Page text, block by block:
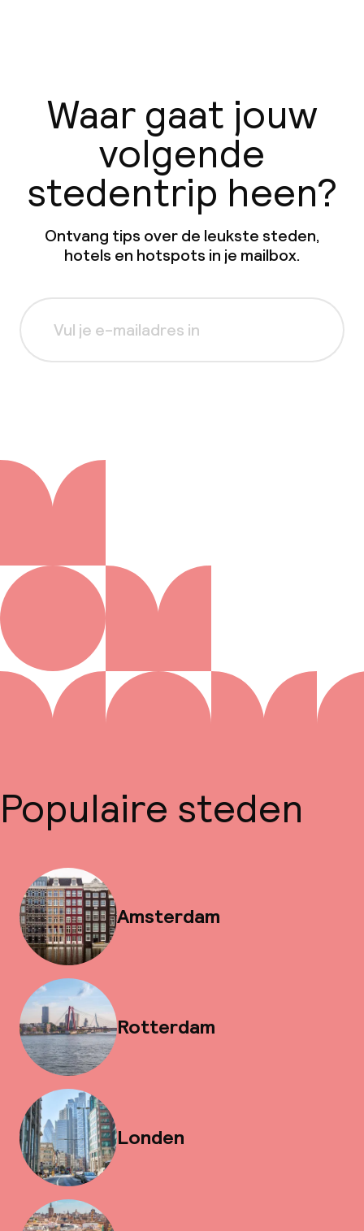
Waar gaat jouw
volgende
stedentrip heen?
Ontvang tips over de leukste steden,
hotels en hotspots in je mailbox.
Populaire steden
Amsterdam
Rotterdam
Londen